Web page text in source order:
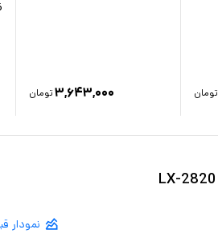
تومان ۳,۶۴۳,۰۰۰تومان
نمودار